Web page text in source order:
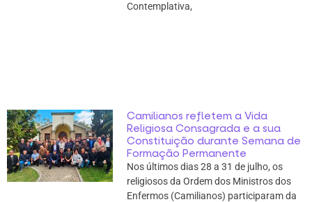
Contemplativa,
Camilianos refletem a Vida
Religiosa Consagrada e a sua
Constituição durante Semana de
Formação Permanente
Nos últimos dias 28 a 31 de julho, os
religiosos da Ordem dos Ministros dos
Enfermos (Camilianos) participaram da